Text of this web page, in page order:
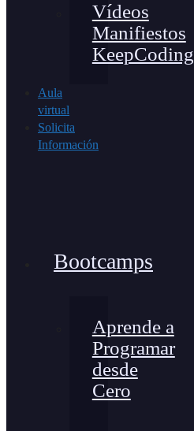
Vídeos
Manifiestos
KeepCoding
Aula
virtual
Solicita
Información
Bootcamps
Aprende a
Programar
desde
Cero